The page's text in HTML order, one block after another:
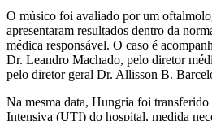
O músico foi avaliado por um
apresentaram resultados dentro da
médica responsável. O caso é
Dr. Leandro Machado, pelo diretor
pelo diretor geral Dr. Allisson B.
Na mesma data, Hungria foi transferido
Intensiva (UTI) do hospital, medida